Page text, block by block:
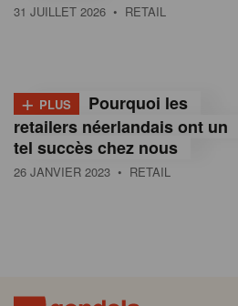
31 JUILLET 2026 • RETAIL
+ PLUS
Pourquoi les
retailers néerlandais ont un
tel succès chez nous
26 JANVIER 2023 • RETAIL